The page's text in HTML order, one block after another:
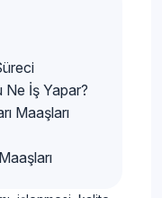
İş Yapar?
Maaşları